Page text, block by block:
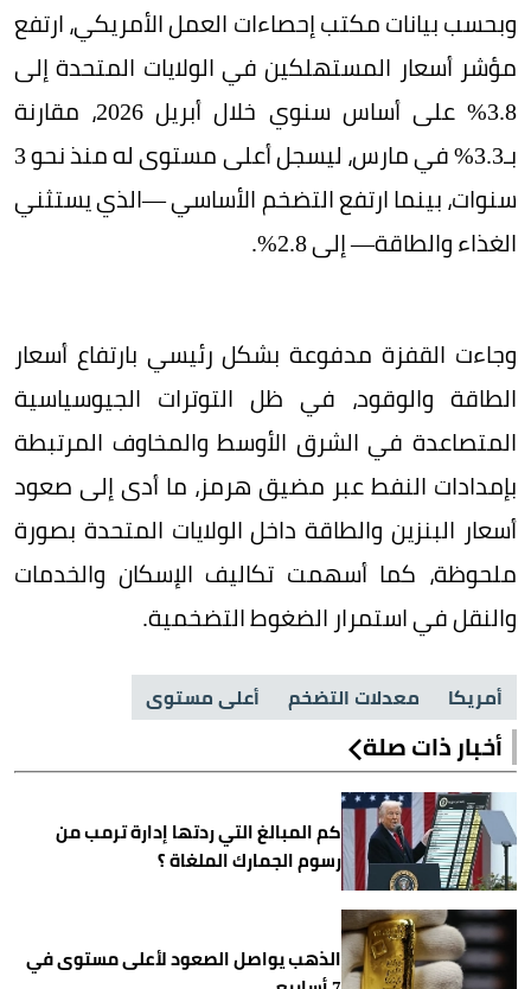
وبحسب بيانات مكتب إحصاءات العمل الأمريكي، ارتفع
مؤشر أسعار المستهلكين في الولايات المتحدة إلى
3.8% على أساس سنوي خلال أبريل 2026، مقارنة
بـ3.3% في مارس، ليسجل أعلى مستوى له منذ نحو 3
سنوات، بينما ارتفع التضخم الأساسي —الذي يستثني
الغذاء والطاقة— إلى 2.8%.
وجاءت القفزة مدفوعة بشكل رئيسي بارتفاع أسعار
الطاقة والوقود، في ظل التوترات الجيوسياسية
المتصاعدة في الشرق الأوسط والمخاوف المرتبطة
بإمدادات النفط عبر مضيق هرمز، ما أدى إلى صعود
أسعار البنزين والطاقة داخل الولايات المتحدة بصورة
ملحوظة، كما أسهمت تكاليف الإسكان والخدمات
والنقل في استمرار الضغوط التضخمية.
أمريكا معدلات التضخم أعلى مستوى
أخبار ذات صلة
كم المبالغ التي ردتها إدارة ترمب من
رسوم الجمارك الملغاة ؟
الذهب يواصل الصعود لأعلى مستوى في